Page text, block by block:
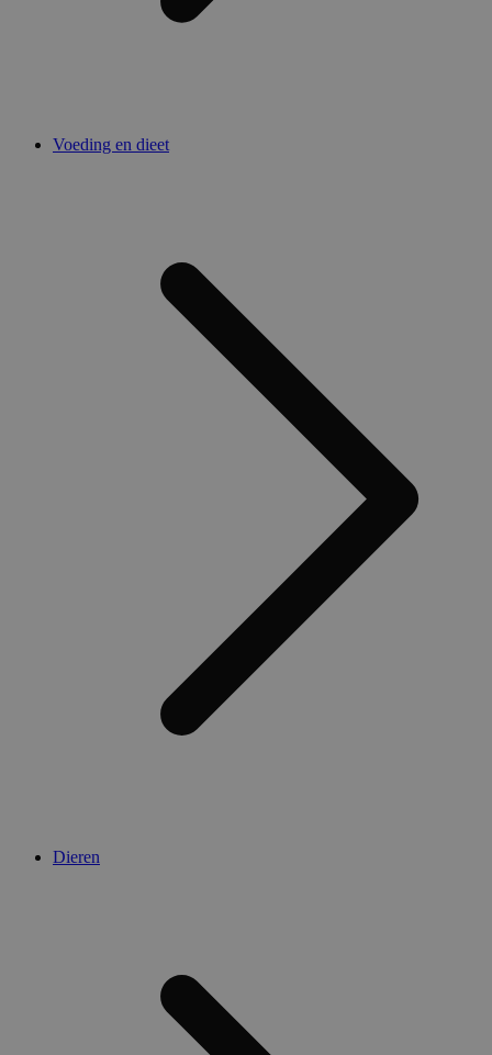
Voeding en dieet
Dieren